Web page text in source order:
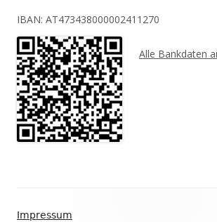
IBAN: AT473438000002411270
Alle Bankdaten
Impressum